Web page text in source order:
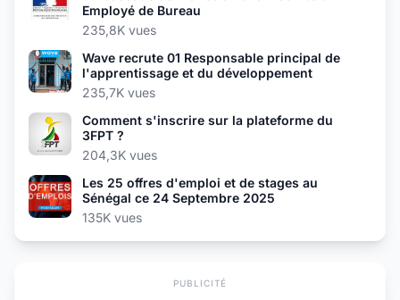
Employé de Bureau
235,8K vues
Wave recrute 01 Responsable principal de
l'apprentissage et du développement
235,7K vues
Comment s'inscrire sur la plateforme du
3FPT ?
204,3K vues
Les 25 offres d'emploi et de stages au
Sénégal ce 24 Septembre 2025
135K vues
PUBLICITÉ